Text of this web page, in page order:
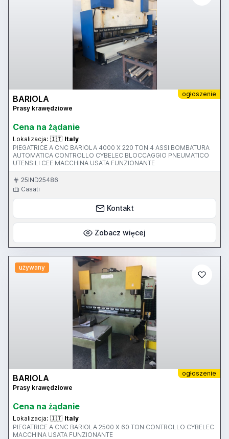
ogłoszenie
BARIOLA
Prasy krawędziowe
Cena na żądanie
Lokalizacja: 🇮🇹 Italy
PIEGATRICE A CNC BARIOLA 4000 X 220 TON 4 ASSI BOMBATURA
AUTOMATICA CONTROLLO CYBELEC BLOCCAGGIO PNEUMATICO
UTENSILI CEE MACCHINA USATA FUNZIONANTE
25IND25486
Casati
Kontakt
Zobacz więcej
używany
ogłoszenie
BARIOLA
Prasy krawędziowe
Cena na żądanie
Lokalizacja: 🇮🇹 Italy
PIEGATRICE A CNC BARIOLA 2500 X 60 TON CONTROLLO CYBELEC
MACCHINA USATA FUNZIONANTE